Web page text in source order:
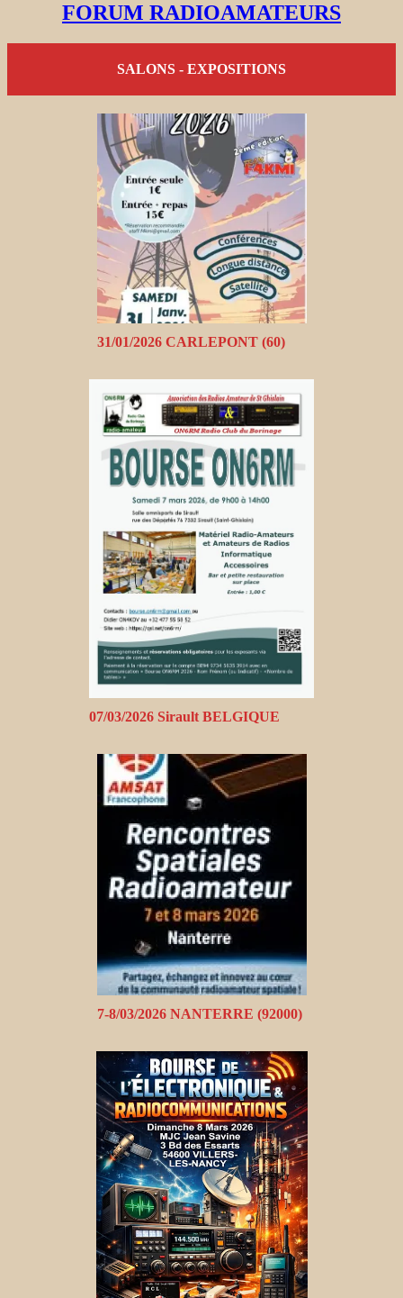
FORUM RADIOAMATEURS
SALONS - EXPOSITIONS
31/01/2026 CARLEPONT (60)
07/03/2026 Sirault BELGIQUE
7-8/03/2026 NANTERRE (92000)